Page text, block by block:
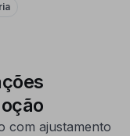
com ajustamento